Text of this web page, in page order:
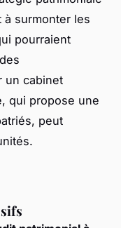
à surmonter les
pourraient
un cabinet
qui propose une
peut